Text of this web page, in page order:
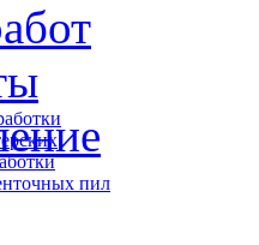
пил